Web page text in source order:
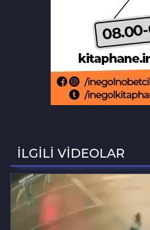
‘Hayat
kamu
Bursa
hamlesi
savaş
İLGİLİ VİDEOLAR